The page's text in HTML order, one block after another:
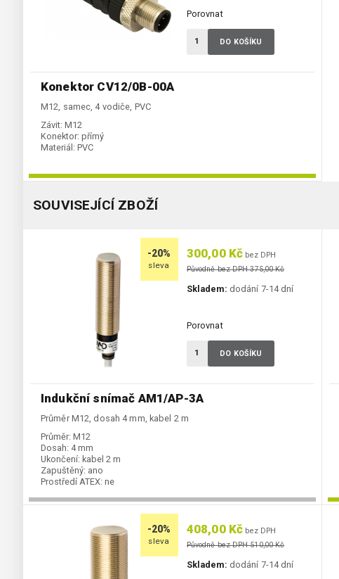
Konektor CV12/0B-00A
M12, samec, 4 vodiče, PVC
Závit: M12
Konektor: přímý
Materiál: PVC
Porovnat
DO KOŠÍKU
SOUVISEJÍCÍ ZBOŽÍ
-20%
sleva
Indukční snímač AM1/AP-3A
Průměr M12, dosah 4 mm, kabel 2 m
Průměr: M12
Dosah: 4 mm
Ukončení: kabel 2 m
Zapuštěný: ano
Prostředí ATEX: ne
300,00 Kč bez DPH
Původně bez DPH 375,00 Kč
Skladem: dodání 7-14 dní
Porovnat
DO KOŠÍKU
-20%
sleva
408,00 Kč bez DPH
Původně bez DPH 510,00 Kč
Skladem: dodání 7-14 dní